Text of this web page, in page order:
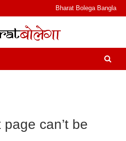
Bharat Bolega Bangla
बोलेगा
और फ़ीचर. भारत बोलेगा हिंदी न्यूज़ वेबसाइट
& Podcast I जानकारी भी समझदारी भी
can’t be